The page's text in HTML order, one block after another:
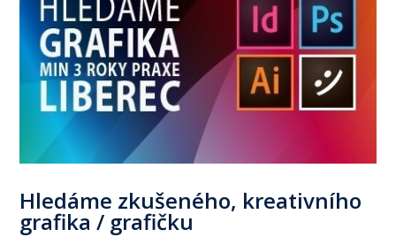
Hledáme zkušeného, kreativního
grafika / grafičku